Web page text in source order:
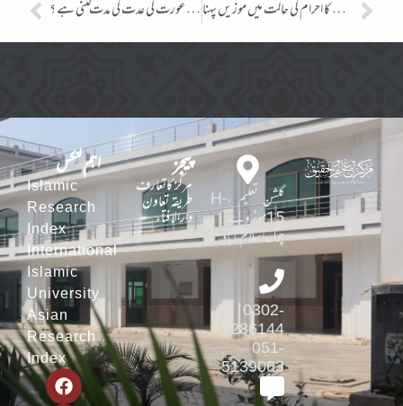
طلاق شدہ عورت کی عدت کی مدت کتنی ہے ؟ عورت کا احرام کی حالت میں موزیں پہنا
اہم لنکس
Islamic
Research
Index
International
Islamic
University
Asian
Research
Index
پیجز
مرکز کاتعارف
طریقہ تعاون
دارالافتاء
گلشن تعلیم ،H-
15موٹروے
چوک اسلام آباد
0302-
7286144
051-
5139063